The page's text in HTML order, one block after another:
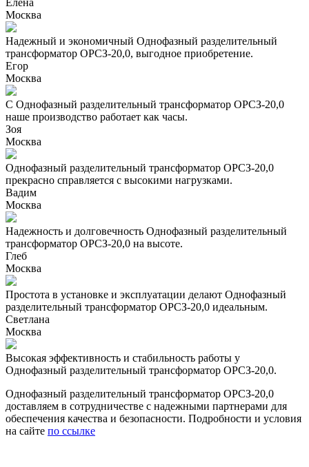
Елена
Москва
Надежный и экономичный Однофазный разделительный
трансформатор ОРСЗ-20,0, выгодное приобретение.
Егор
Москва
С Однофазный разделительный трансформатор ОРСЗ-20,0
наше производство работает как часы.
Зоя
Москва
Однофазный разделительный трансформатор ОРСЗ-20,0
прекрасно справляется с высокими нагрузками.
Вадим
Москва
Надежность и долговечность Однофазный разделительный
трансформатор ОРСЗ-20,0 на высоте.
Глеб
Москва
Простота в установке и эксплуатации делают Однофазный
разделительный трансформатор ОРСЗ-20,0 идеальным.
Светлана
Москва
Высокая эффективность и стабильность работы у
Однофазный разделительный трансформатор ОРСЗ-20,0.
Однофазный разделительный трансформатор ОРСЗ-20,0
доставляем в сотрудничестве с надежными партнерами для
обеспечения качества и безопасности. Подробности и условия
на сайте по ссылке